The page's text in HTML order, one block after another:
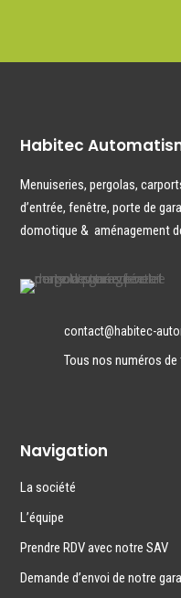
Habitec
Menuiseries,pergolas,
d’entrée,fenêtre, porte de
domotique & aménagement
contact@habitec-
Tous nos numéros
Navigation
La société
L’équipe
Prendre RDV avec notre SAV
Demande d’envoi de notre